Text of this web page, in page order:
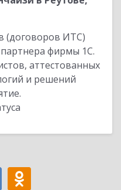
(договоров ИТС)
фирмы 1С.
аттестованных
и решений